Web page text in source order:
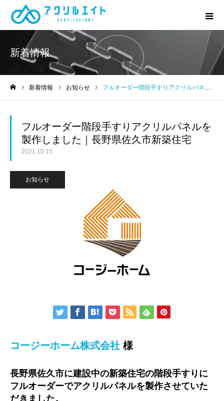
新着情報
新着情報 お知らせ フルオーダー階段手すりアクリルパネルを製作しました｜長野県佐久市新築住宅
フルオーダー階段手すりアクリルパネルを
製作しました｜長野県佐久市新築住宅
2021.10.15
お知らせ
コージーホーム株式会社 様
長野県佐久市に建設中の新築住宅の階段手すりに
フルオーダーでアクリルパネルを製作させていた
だきました。